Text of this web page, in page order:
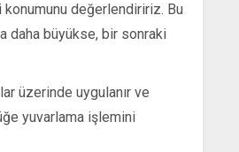
konumunu değerlendiririz. Bu
daha büyükse, bir sonraki
üzerinde uygulanır ve
yuvarlama işlemini